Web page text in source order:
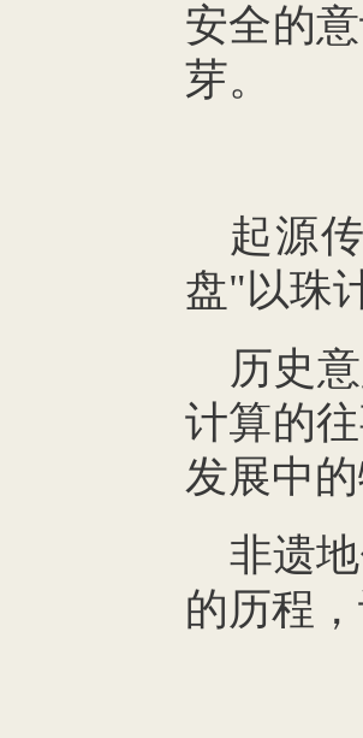
安全的
芽。
起源
盘"以珠
历史
计算的
发展中
非遗
的历程